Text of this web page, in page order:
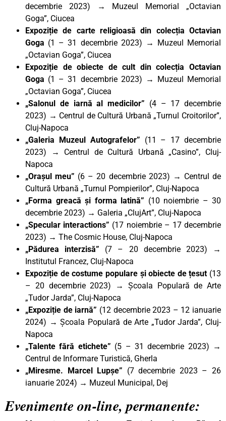
decembrie 2023) → Muzeul Memorial „Octavian
Goga”, Ciucea
Expoziție de carte religioasă din colecția Octavian
Goga (1 – 31 decembrie 2023) → Muzeul Memorial
„Octavian Goga”, Ciucea
Expoziție de obiecte de cult din colecția Octavian
Goga (1 – 31 decembrie 2023) → Muzeul Memorial
„Octavian Goga”, Ciucea
„Salonul de iarnă al medicilor” (4 – 17 decembrie
2023) → Centrul de Cultură Urbană „Turnul Croitorilor”,
Cluj-Napoca
„Galeria Muzeul Autografelor” (11 – 17 decembrie
2023) → Centrul de Cultură Urbană „Casino”, Cluj-
Napoca
„Orașul meu” (6 – 20 decembrie 2023) → Centrul de
Cultură Urbană „Turnul Pompierilor”, Cluj-Napoca
„Forma greacă și forma latină” (10 noiembrie – 30
decembrie 2023) → Galeria „ClujArt”, Cluj-Napoca
„Specular interactions” (17 noiembrie – 17 decembrie
2023) → The Cosmic House, Cluj-Napoca
„Pădurea interzisă” (7 – 20 decembrie 2023) →
Institutul Francez, Cluj-Napoca
Expoziție de costume populare și obiecte de țesut (13
– 20 decembrie 2023) → Școala Populară de Arte
„Tudor Jarda”, Cluj-Napoca
„Expoziție de iarnă” (12 decembrie 2023 – 12 ianuarie
2024) → Școala Populară de Arte „Tudor Jarda”, Cluj-
Napoca
„Talente fără etichete” (5 – 31 decembrie 2023) →
Centrul de Informare Turistică, Gherla
„Miresme. Marcel Lupșe” (7 decembrie 2023 – 26
ianuarie 2024) → Muzeul Municipal, Dej
Evenimente on-line, permanente: